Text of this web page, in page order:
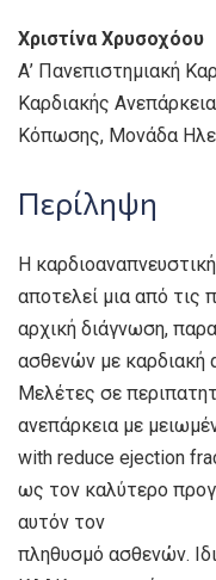
Χριστίνα Χρυσοχόου
Α’ Πανεπιστημιακή
Καρδιακής
Κόπωσης, Μονάδα
Περίληψη
H
αποτελεί μια από τις
αρχική διάγνωση,
ασθενών με καρδιακή
Μελέτες σε
ανεπάρκεια με
with reduce ejection
ως τον καλύτερο
αυτόν τον
πληθυσμό ασθενών.